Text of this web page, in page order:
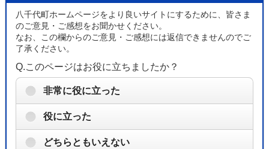
八千代町ホームページをより良いサイトにするために、皆さま
のご意見・ご感想をお聞かせください。
なお、この欄からのご意見・ご感想には返信できませんのでご
了承ください。
Q.このページはお役に立ちましたか？
非常に役に立った
役に立った
どちらともいえない